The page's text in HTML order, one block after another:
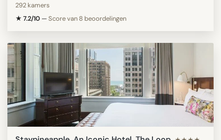
292 kamers
★ 7.2/10 —Score van 8 beoordelingen